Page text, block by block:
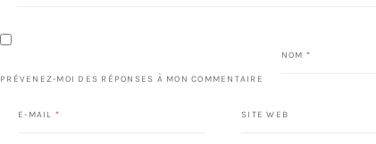
PRÉVENEZ-MOI DES RÉPONSES À MON COMMENTAIRE
NOM *
E-MAIL * SITE WEB